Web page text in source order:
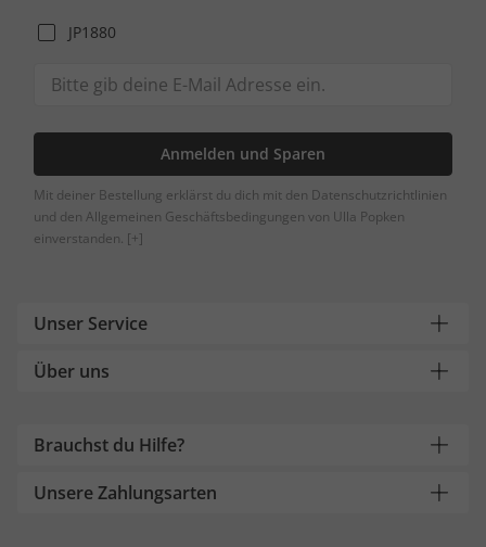
JP1880
Anmelden und Sparen
Mit deiner Bestellung erklärst du dich mit den Datenschutzrichtlinien
und den Allgemeinen Geschäftsbedingungen von Ulla Popken
einverstanden. [+]
Unser Service
Über uns
Brauchst du Hilfe?
Unsere Zahlungsarten